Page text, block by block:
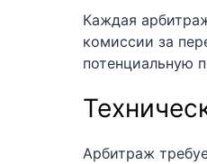
Каждая
комиссии за
потенциальную
Арбитраж